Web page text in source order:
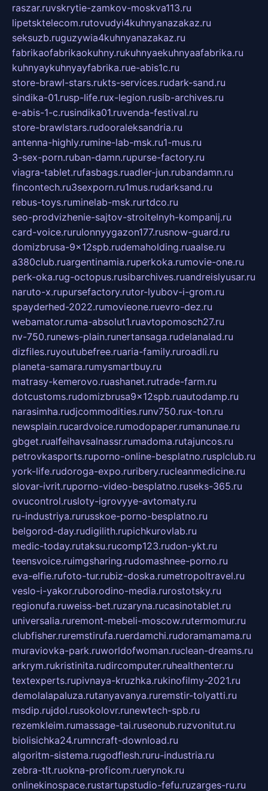
raszar.ruvskrytie-zamkov-moskva113.ru
lipetsktelecom.rutovudyi4kuhnyanazakaz.ru
seksuzb.ruguzywia4kuhnyanazakaz.ru
fabrikaofabrikaokuhny.rukuhnyaekuhnyaafabrika.ru
kuhnyaykuhnyayfabrika.rue-abis1c.ru
store-brawl-stars.rukts-services.rudark-sand.ru
sindika-01.rusp-life.rux-legion.rusib-archives.ru
e-abis-1-c.rusindika01.ruvenda-festival.ru
store-brawlstars.rudooraleksandria.ru
antenna-highly.rumine-lab-msk.ru1-mus.ru
3-sex-porn.ruban-damn.rupurse-factory.ru
viagra-tablet.rufasbags.ruadler-jun.rubandamn.ru
fincontech.ru3sexporn.ru1mus.rudarksand.ru
rebus-toys.ruminelab-msk.rurtdco.ru
seo-prodvizhenie-sajtov-stroitelnyh-kompanij.ru
card-voice.rurulonnyygazon177.rusnow-guard.ru
domizbrusa-9x12spb.rudemaholding.ruaalse.ru
a380club.ruargentinamia.ruperkoka.rumovie-one.ru
perk-oka.rug-octopus.rusibarchives.ruandreislyusar.ru
naruto-x.rupursefactory.rutor-lyubov-i-grom.ru
spayderhed-2022.rumovieone.ruevro-dez.ru
webamator.ruma-absolut1.ruavtopomosch27.ru
nv-750.runews-plain.runertansaga.rudelanalad.ru
dizfiles.ruyoutubefree.ruaria-family.ruroadli.ru
planeta-samara.rumysmartbuy.ru
matrasy-kemerovo.ruashanet.rutrade-farm.ru
dotcustoms.rudomizbrusa9x12spb.ruautodamp.ru
narasimha.rudjcommodities.runv750.rux-ton.ru
newsplain.rucardvoice.rumodopaper.rumanunae.ru
gbget.rualfeihavsalnassr.rumadoma.rutajuncos.ru
petrovkasports.ruporno-online-besplatno.rusplclub.ru
york-life.rudoroga-expo.ruribery.rucleanmedicine.ru
slovar-ivrit.ruporno-video-besplatno.ruseks-365.ru
ovucontrol.rusloty-igrovyye-avtomaty.ru
ru-industriya.rurusskoe-porno-besplatno.ru
belgorod-day.rudigilith.rupichkurovlab.ru
medic-today.rutaksu.rucomp123.rudon-ykt.ru
teensvoice.ruimgsharing.rudomashnee-porno.ru
eva-elfie.rufoto-tur.rubiz-doska.rumetropoltravel.ru
veslo-i-yakor.ruborodino-media.rurostotsky.ru
regionufa.ruweiss-bet.ruzaryna.rucasinotablet.ru
universalia.ruremont-mebeli-moscow.rutermomur.ru
clubfisher.ruremstirufa.ruerdamchi.rudoramamama.ru
muraviovka-park.ruworldofwoman.ruclean-dreams.ru
arkrym.rukristinita.rudircomputer.ruhealthenter.ru
textexperts.rupivnaya-kruzhka.rukinofilmy-2021.ru
demolalapaluza.rutanyavanya.ruremstir-tolyatti.ru
msdip.rujdol.rusokolovr.runewtech-spb.ru
rezemkleim.rumassage-tai.ruseonub.ruzvonitut.ru
biolisichka24.rumncraft-download.ru
algoritm-sistema.rugodflesh.ruru-industria.ru
zebra-tlt.ruokna-proficom.ruerynok.ru
onlinekinospace.rustartupstudio-fefu.ruzarges-ru.ru